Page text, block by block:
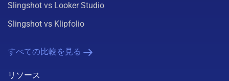
Slingshot vs Looker Studio
Slingshot vs Klipfolio
すべての比較を見る
リソース